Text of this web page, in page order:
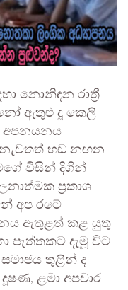
නොනිඳන රාත්‍රී
ඇතුළු දූ කෙලි
අපනයනය
නැවතත් හඬ නඟන
විසින් දිගින්
ප්‍රකාශ
අප රටේ
ඇතුළත් කළ යුතු
පැත්තකට දැමූ විට
තුළින් ද
ළමා අපචාර